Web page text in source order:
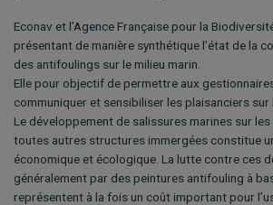
Econav et l’Agence Française pour la
présentant de manière synthétique l’état de la
des antifoulings sur le milieu marin.
Elle pour objectif de permettre aux
communiquer et sensibiliser les plaisanciers
Le développement de salissures marines sur
toutes autres structures immergées constitue
économique et écologique. La lutte contre ces
généralement par des peintures antifouling à
représentent à la fois un coût important pour